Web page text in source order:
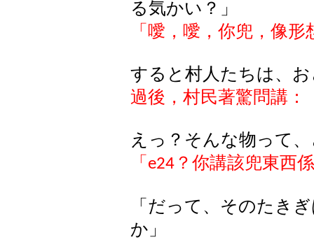
る気かい？」
「噯，噯，你兜，像
すると村人たちは、
過後，村民著驚問講：
えっ？そんな物って
「 e24 ？你講該兜東西
「だって、そのたき
か」